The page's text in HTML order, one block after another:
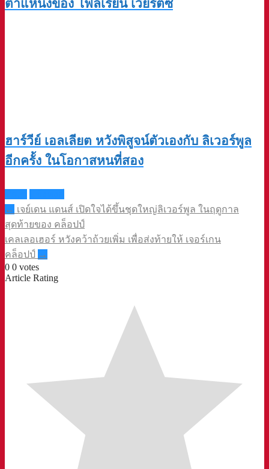
ตำแหน่งของ โฟลเรียน เวียร์ตซ์
ฮาร์วีย์ เอลเลียต หวังพิสูจน์ตัวเองกับ ลิเวอร์พูล
อีกครั้ง ในโอกาสหนที่สอง
Post
navigation
← เจย์เดน แดนส์ เปิดใจได้ขึ้นชุดใหญ่ลิเวอร์พูล ในฤดูกาล
สุดท้ายของ คล็อปป์
เคลเลอเฮอร์ หวังคว้าถ้วยเพิ่ม เพื่อส่งท้ายให้ เจอร์เกน
คล็อปป์ →
0 0 votes
Article Rating